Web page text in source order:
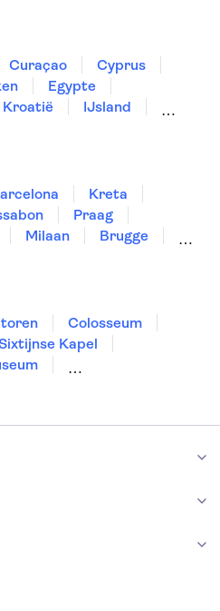
Botanische tuin Berlijn
Museum
Curaçao
Cyprus
Egypte
Kroatië
IJsland
Kreta
Praag
Milaan
Brugge
Colosseum
Kapel
ARTIS